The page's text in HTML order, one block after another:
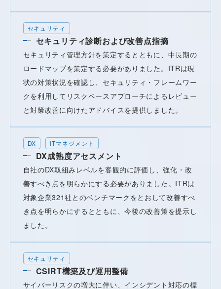
セキュリティ
セキュリティ診断および改善点指摘
セキュリティ管理方針を策定するとともに、中長期の
ロードマップを策定する必要がありました。ITRは現
状の対策状況を確認し、セキュリティ・フレームワー
クを利用してリスクベースアプローチによるレビュー
と対策改善に向けたアドバイスを提供しました。
DX ITマネジメント
DX成熟度アセスメント
自社のDX取組みレベルを客観的に評価し、強化・改
善すべき点を明らかにする必要がありました。ITRは
対象企業321社とのベンチマークをとおして改善すべ
き点を明らかにするとともに、今後の改善策を提示し
ました。
セキュリティ
CSIRT構築及び運用整備
サイバーリスクの増大に伴い、インシデント対応の標